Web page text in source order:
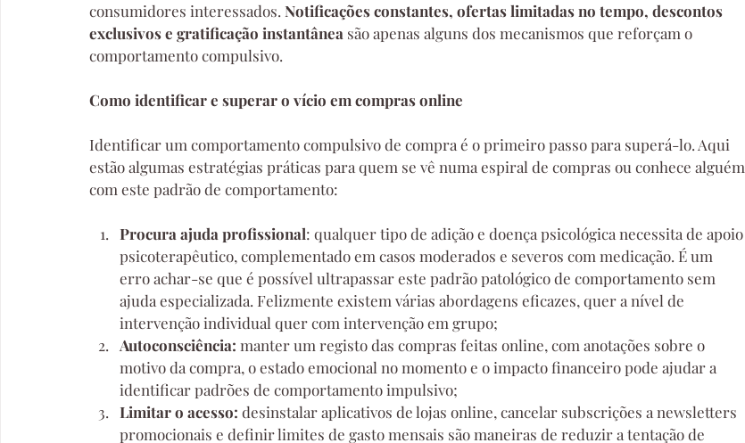
consumidores interessados. Notificações constantes, ofertas limitadas no tempo, descontos
exclusivos e gratificação instantânea são apenas alguns dos mecanismos que reforçam o
comportamento compulsivo.
Como identificar e superar o vício em compras online
Identificar um comportamento compulsivo de compra é o primeiro passo para superá-lo. Aqui
estão algumas estratégias práticas para quem se vê numa espiral de compras ou conhece alguém
com este padrão de comportamento:
Procura ajuda profissional: qualquer tipo de adição e doença psicológica necessita de apoio
psicoterapêutico, complementado em casos moderados e severos com medicação. É um
erro achar-se que é possível ultrapassar este padrão patológico de comportamento sem
ajuda especializada. Felizmente existem várias abordagens eficazes, quer a nível de
intervenção individual quer com intervenção em grupo;
Autoconsciência: manter um registo das compras feitas online, com anotações sobre o
motivo da compra, o estado emocional no momento e o impacto financeiro pode ajudar a
identificar padrões de comportamento impulsivo;
Limitar o acesso: desinstalar aplicativos de lojas online, cancelar subscrições a newsletters
promocionais e definir limites de gasto mensais são maneiras de reduzir a tentação de